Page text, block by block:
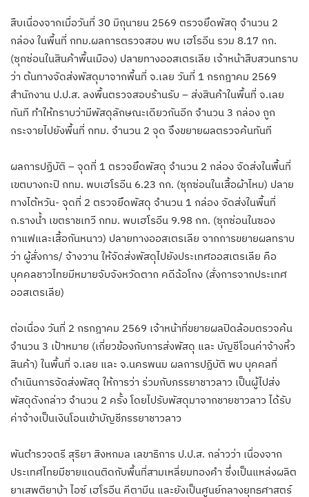
สืบเนื่องจากเมื่อวันที่ 30 มิถุนายน 2569 ตรวจยึดพัสดุ จำนวน 2
กล่อง ในพื้นที่ กทม.ผลการตรวจสอบ พบ เฮโรอีน รวม 8.17 กก.
(ซุกซ่อนในสินค้าพื้นเมือง) ปลายทางออสเตรเลีย เจ้าหน้าสืบสวนทราบ
ว่า ต้นทางจัดส่งพัสดุมาจากพื้นที่ จ.เลย วันที่ 1 กรกฎาคม 2569
สำนักงาน ป.ป.ส. ลงพื้นตรวจสอบร้านรับ – ส่งสินค้าในพื้นที่ จ.เลย
ทันที ทำให้ทราบว่ามีพัสดุลักษณะเดียวกันอีก จำนวน 3 กล่อง ถูก
กระจายไปยังพื้นที่ กทม. จำนวน 2 จุด จึงขยายผลตรวจค้นทันที
ผลการปฏิบัติ – จุดที่ 1 ตรวจยึดพัสดุ จำนวน 2 กล่อง จัดส่งในพื้นที่
เขตบางกะปิ กทม. พบเฮโรอีน 6.23 กก. (ซุกซ่อนในเสื้อผ้าไหม) ปลาย
ทางไต้หวัน- จุดที่ 2 ตรวจยึดพัสดุ จำนวน 1 กล่อง จัดส่งในพื้นที่
ถ.รางน้ำ เขตราชเทวี กทม. พบเฮโรอีน 9.98 กก. (ซุกซ่อนในซอง
กาแฟและเสื้อกันหนาว) ปลายทางออสเตรเลีย จากการขยายผลทราบ
ว่า ผู้สั่งการ/ จ้างวาน ให้จัดส่งพัสดุไปยังประเทศออสเตรเลีย คือ
บุคคลชาวไทยมีหมายจับจังหวัดตาก คดีฉ้อโกง (สั่งการจากประเทศ
ออสเตรเลีย)
ต่อเนื่อง วันที่ 2 กรกฎาคม 2569 เจ้าหน้าที่ขยายผลปิดล้อมตรวจค้น
จำนวน 3 เป้าหมาย (เกี่ยวข้องกับการส่งพัสดุ และ บัญชีโอนค่าจ้างหิ้ว
สินค้า) ในพื้นที่ จ.เลย และ จ.นครพนม ผลการปฏิบัติ พบ บุคคลที่
ดำเนินการจัดส่งพัสดุ ให้การว่า ร่วมกับภรรยาชาวลาว เป็นผู้ไปส่ง
พัสดุดังกล่าว จำนวน 2 ครั้ง โดยไปรับพัสดุมาจากชายชาวลาว ได้รับ
ค่าจ้างเป็นเงินโอนเข้าบัญชีภรรยาชาวลาว
พันตำรวจตรี สุริยา สิงหกมล เลขาธิการ ป.ป.ส. กล่าวว่า เนื่องจาก
ประเทศไทยมีชายแดนติดกับพื้นที่สามเหลี่ยมทองคำ ซึ่งเป็นแหล่งผลิต
ยาเสพติยาบ้า ไอซ์ เฮโรอีน คีตามีน และยังเป็นศูนย์กลางยุทธศาสตร์